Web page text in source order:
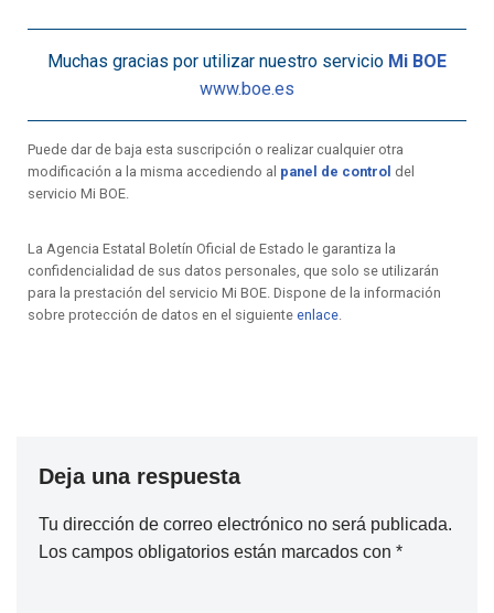
Muchas gracias por utilizar nuestro servicio Mi BOE
www.boe.es
Puede dar de baja esta suscripción o realizar cualquier otra
modificación a la misma accediendo al panel de control del
servicio Mi BOE.
La Agencia Estatal Boletín Oficial de Estado le garantiza la
confidencialidad de sus datos personales, que solo se utilizarán
para la prestación del servicio Mi BOE. Dispone de la información
sobre protección de datos en el siguiente enlace.
Deja una respuesta
Tu dirección de correo electrónico no será publicada.
Los campos obligatorios están marcados con *